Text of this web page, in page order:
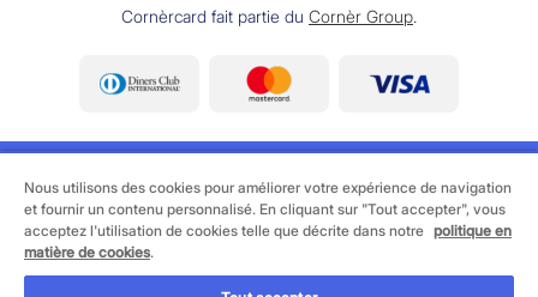
Cornèrcard fait partie du Cornèr Group.
©2026 Cornèrcard - Cornèr Banque SA, Cornèrcard,
Via Canova 16, 6901 Lugano
Nous utilisons des cookies pour améliorer votre expérience de navigation
et fournir un contenu personnalisé. En cliquant sur "Tout accepter", vous
acceptez l'utilisation de cookies telle que décrite dans notre politique en
matière de cookies.